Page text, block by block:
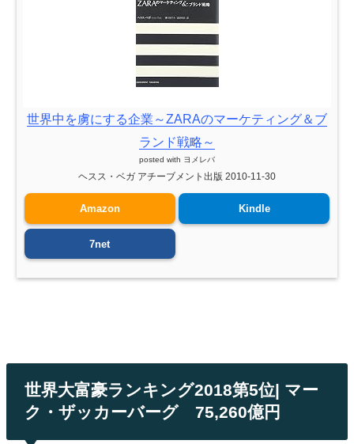
世界中を虜にする企業～ZARAのマーケティング＆ブ
ランド戦略～
posted with ヨメレバ
ヘスス・ベガ アチーブメント出版 2010-11-30
Amazon Kindle
7net
世界大富豪ランキング2018第5位| マー
ク・ザッカーバーグ 75,260億円